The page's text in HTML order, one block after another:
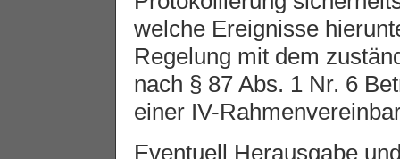
welche Ereignisse
Regelung mit dem
nach § 87 Abs. 1 Nr. 6
einer IV-
Eventuell Herausgabe